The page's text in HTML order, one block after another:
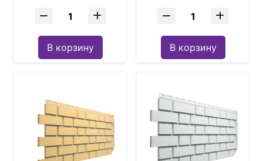
В корзину В корзину